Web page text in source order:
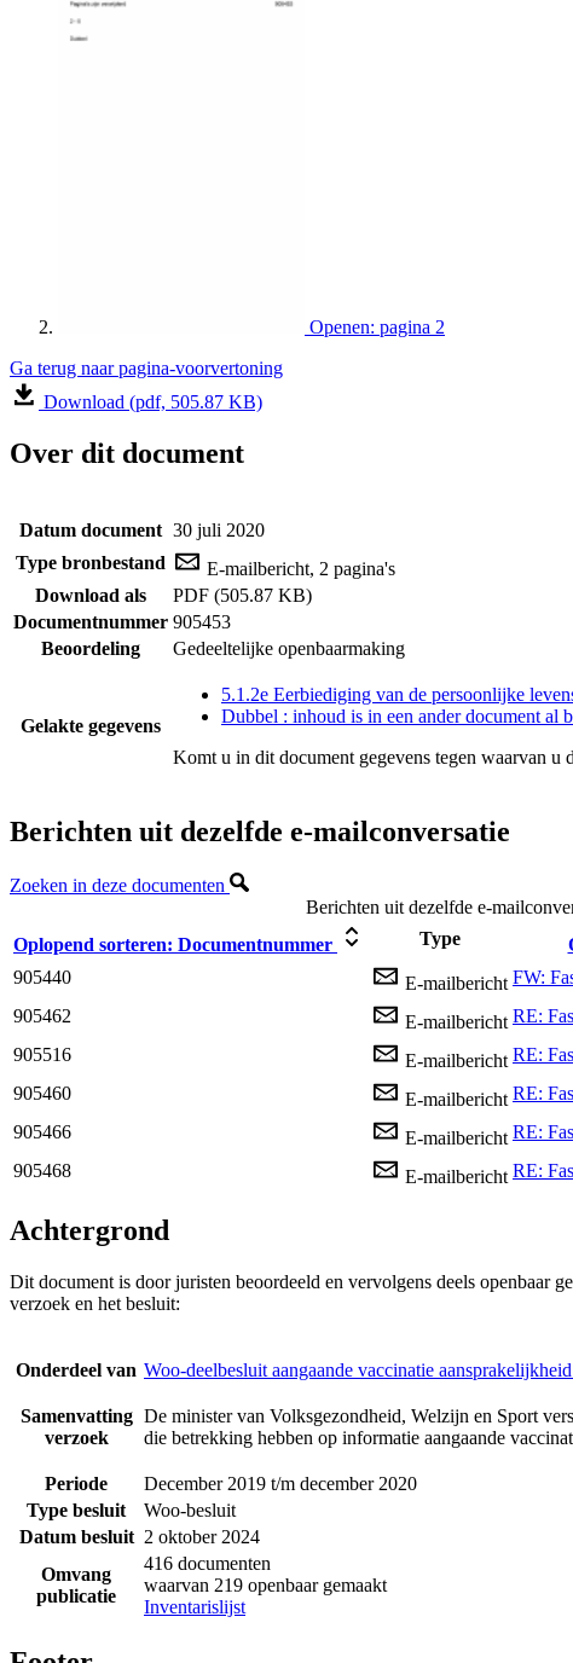
Openen: pagina 2
Ga terug naar pagina-voorvertoning
Download (pdf, 505.87 KB)
Over dit document
Datum document 30 juli 2020
Type bronbestand
E-mailbericht, 2 pagina's
Download als
PDF (505.87 KB)
Documentnummer 905453
Beoordeling
Gedeeltelijke openbaarmaking
Gelakte gegevens
5.1.2e Eerbiediging van de persoonlijke
Dubbel : inhoud is in een ander document al
Komt u in dit document gegevens tegen waarvan u
Berichten uit dezelfde e-mailconversatie
Zoeken in deze documenten
Berichten uit dezelfde e-
Oplopend sorteren: Documentnummer Type
905440
E-mailbericht FW:
905462
E-mailbericht RE:
905516
E-mailbericht RE:
905460
E-mailbericht RE:
905466
E-mailbericht RE:
905468
E-mailbericht RE:
Achtergrond
Dit document is door juristen beoordeeld en vervolgens deels openbaar
verzoek en het besluit:
Onderdeel van Woo-deelbesluit aangaande vaccinatie
Samenvatting
verzoek
De minister van Volksgezondheid, Welzijn en Sport
die betrekking hebben op informatie aangaande
Periode
December 2019 t/m december 2020
Type besluit
Woo-besluit
Datum besluit 2 oktober 2024
Omvang
publicatie
416 documenten
waarvan 219 openbaar gemaakt
Inventarislijst